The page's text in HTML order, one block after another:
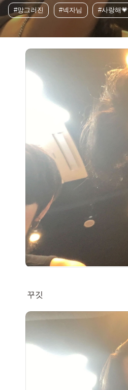
#망그러진 #넥자님 #사랑해💗